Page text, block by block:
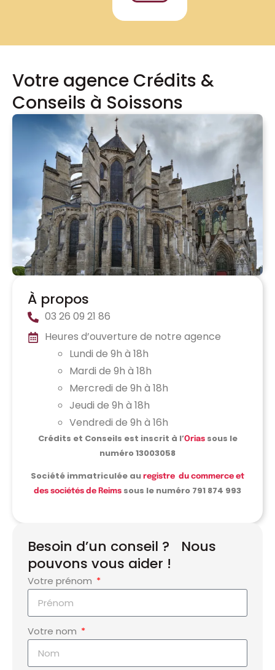
Votre agence Crédits &
Conseils à Soissons
À propos
03 26 09 21 86
Heures d’ouverture de notre agence
Lundi de 9h à 18h
Mardi de 9h à 18h
Mercredi de 9h à 18h
Jeudi de 9h à 18h
Vendredi de 9h à 16h
Crédits et Conseils est inscrit à l’Oriassous le
numéro 13003058
Société immatriculée au registre du commerce et
des sociétés de Reims sous le numéro 791 874 993
Besoin d’un conseil ? Nous
pouvons vous aider !
Votre prénom
Votre nom